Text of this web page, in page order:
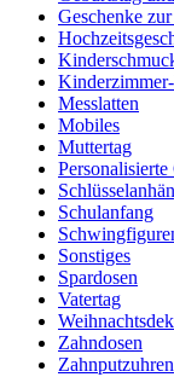
Geschenke
Messlatten
Mobiles
Muttertag
Personalisierte
Schulanfang
Sonstiges
Spardosen
Vatertag
Zahndosen
Zahnputzuhren